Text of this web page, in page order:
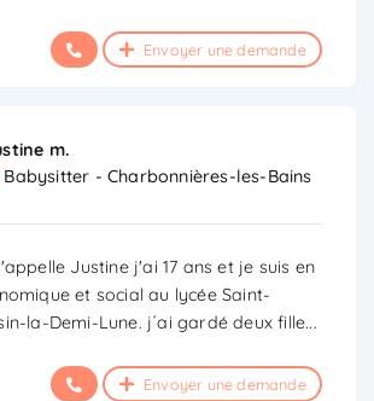
Envoyer une demande
m.
Babysitter - Charbonnières-les-Bains
Justine j'ai 17 ans et je suis en
et social au lycée Saint-
la-Demi-Lune. j´ai gardé deux fille...
Envoyer une demande